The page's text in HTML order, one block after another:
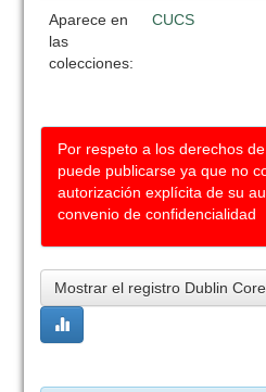
Aparece en
las
colecciones:
CUCS
Por respeto a los derechos
puede publicarse ya que no
autorización explícita de su
convenio de confidencialidad
Mostrar el registro Dublin